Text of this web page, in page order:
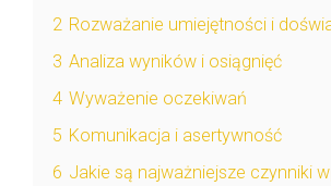
2 Rozważanie umiejętności i
3 Analiza wyników i osiągnięć
4 Wyważenie oczekiwań
5 Komunikacja i asertywność
6 Jakie są najważniejsze czynniki